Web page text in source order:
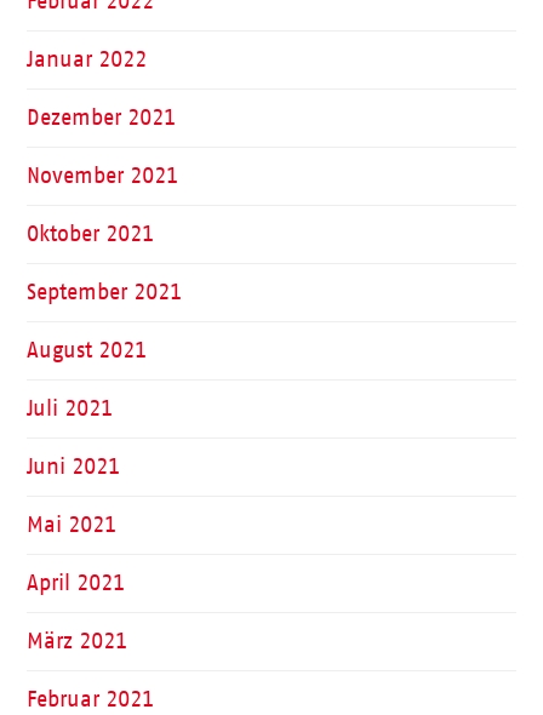
Januar 2022
Dezember 2021
November 2021
Oktober 2021
September 2021
August 2021
Juli 2021
Juni 2021
Mai 2021
April 2021
März 2021
Februar 2021